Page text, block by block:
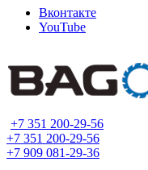
Вконтакте
YouTube
+7 351 200-29-56
+7 351 200-29-56
+7 909 081-29-36